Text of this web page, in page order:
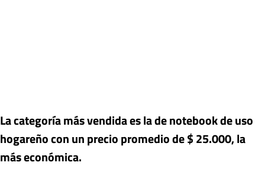
La categoría más vendida es la de notebook de uso
hogareño con un precio promedio de $ 25.000, la
más económica.